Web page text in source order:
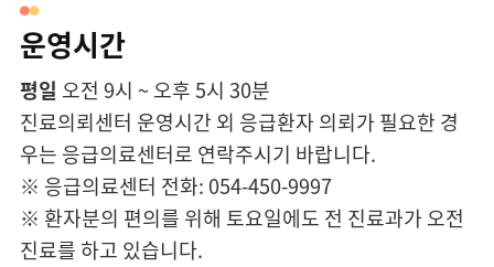
운영시간
평일 오전 9시 ~ 오후 5시 30분
진료의뢰센터 운영시간 외 응급환자 의뢰가 필요한 경
우는 응급의료센터로 연락주시기 바랍니다.
※ 응급의료센터 전화: 054-450-9997
※ 환자분의 편의를 위해 토요일에도 전 진료과가 오전
진료를 하고 있습니다.